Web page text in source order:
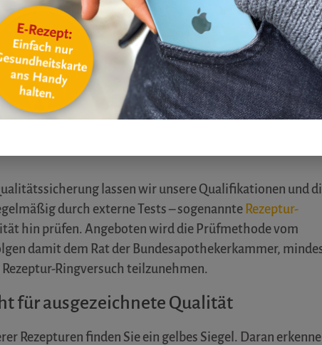
abgewogen, nach strengen Vorschriften
der Vorgänge. Anschließend wird das
oder Tiegel abgefüllt und bekommt ein Etikett.
der Vorbereitung und der Herstellungwerden sämtliche
des Kunden und Arztes, verwendete Rohstoffe mit
Einwaage so wie jeder einzelne Arbeitsschritt
seine individuelle Rezeptur erhält, überprüfen wir
Freigaben des Herstellungsprotokolls.
lassen wir unsere Qualifikationen und
durch externe Tests – sogenannte Rezeptur-
hin prüfen. Angeboten wird die Prüfmethode vom
damit dem Rat der Bundesapothekerkammer,
Ringversuch teilzunehmen.
für ausgezeichnete Qualität
Rezepturen finden Sie ein gelbes Siegel. Daran